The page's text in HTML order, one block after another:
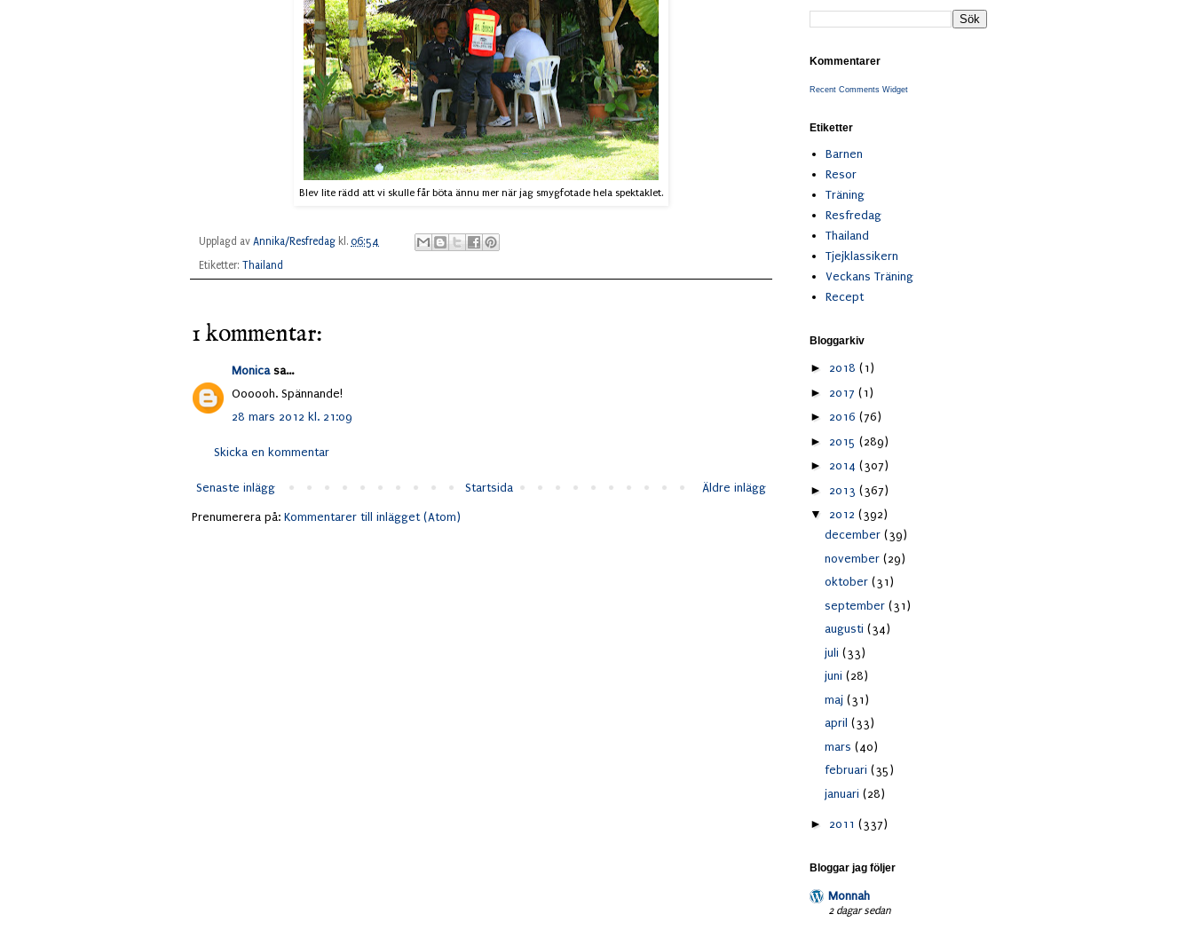
Blev lite rädd att vi skulle får böta ännu mer när jag smygfotade hela spektaklet.
Upplagd av Annika/Resfredag kl. 06:54
Etiketter: Thailand
1 kommentar:
Monicasa...
Oooooh. Spännande!
28 mars 2012 kl. 21:09
Skicka en kommentar
Senaste inlägg Äldre inlägg
Startsida
Prenumerera på: Kommentarer till inlägget (Atom)
Kommentarer
Recent Comments Widget
Etiketter
Barnen
Resor
Träning
Resfredag
Thailand
Tjejklassikern
Veckans Träning
Recept
Bloggarkiv
► 2018 (1)
► 2017 (1)
► 2016 (76)
► 2015 (289)
► 2014 (307)
► 2013 (367)
▼ 2012 (392)
december (39)
november (29)
oktober (31)
september (31)
augusti (34)
juli (33)
juni (28)
maj (31)
april (33)
mars (40)
februari (35)
januari (28)
► 2011 (337)
Bloggar jag följer
Monnah
2 dagar sedan